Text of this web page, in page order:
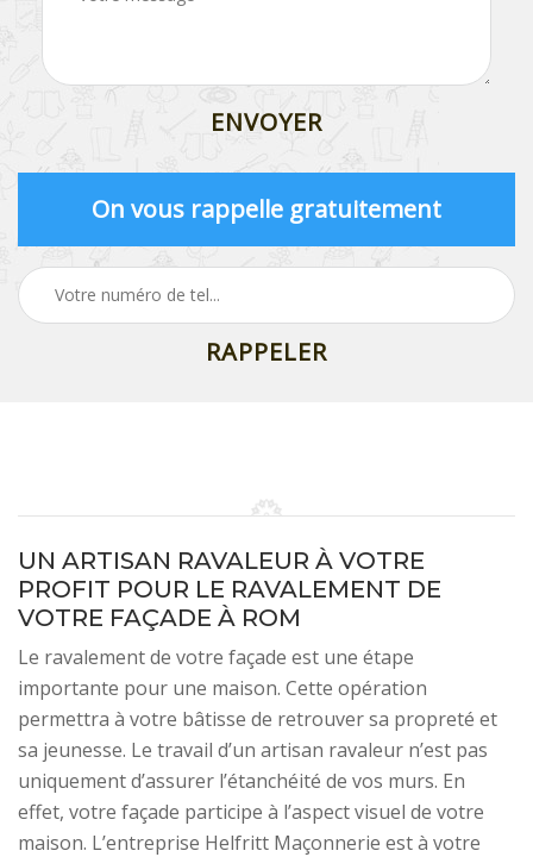
On vous rappelle gratuitement
UN ARTISAN RAVALEUR À VOTRE
PROFIT POUR LE RAVALEMENT DE
VOTRE FAÇADE À ROM
Le ravalement de votre façade est une étape
importante pour une maison. Cette opération
permettra à votre bâtisse de retrouver sa propreté et
sa jeunesse. Le travail d’un artisan ravaleur n’est pas
uniquement d’assurer l’étanchéité de vos murs. En
effet, votre façade participe à l’aspect visuel de votre
maison. L’entreprise Helfritt Maçonnerie est à votre